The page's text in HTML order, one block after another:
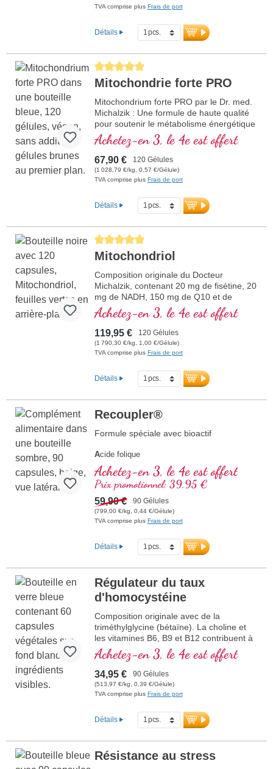
TVA comprise plus Frais de port
Détails
Average rating of 5 out of 5 stars
Mitochondrie forte PRO
Mitochondrium forte PRO par le Dr. med.
Michalzik : Une formule de haute qualité
pour soutenir le métabolisme énergétique
et la santé cellulaire. Elle comprend du
NADH, du Q10, du Resvératrol et de la
Thiamine, qui favorisent le métabolisme
énergétique, ainsi que de l'acide R-Alpha-
Lipoïque dans la précieuse forme de
aluminium et plus de 20 ans d'expérience
garantissent la plus haute qualité.
plus d'informations sur
Mitochondrium forte PRO
Achetez-en 3, le 4e est offert
67,90 € 120 Gélules
(1 028,79 €/kg, 0,57 €/Gélule)
TVA comprise plus Frais de port
Détails
Average rating of 5 out of 5 stars
Mitochondriol
Composition originale du Docteur
Michalzik, contenant 20 mg de fisétine, 20
mg de NADH, 150 mg de Q10 et de
nombreux autres agents mitochondriaux
importants. Avec le D-Pinitol qui augmente
la biodisponibilité. Enveloppe des gélules
vegan, sans PEG ni carraghénane, flacon
scellé sans aluminium, activateur
qualité ultrapure. 40 ans d'expertise en
nutriments vitaux et plus de 20 ans
Achetez-en 3, le 4e est offert
119,95 € 120 Gélules
(1 790,30 €/kg, 1,00 €/Gélule)
TVA comprise plus Frais de port
Détails
Recoupler®
Formule spéciale avec bioactif
Acide folique
Arginine
Lycopène
C urcuma
Curcumine
Acide ascorbique
Résvératrol
B(Vitamine B12)
Achetez-en 3, le 4e est offert
Prix promotionnel: 39,95 €
59,90 € 90 Gélules
(799,00 €/kg, 0,44 €/Gélule)
TVA comprise plus Frais de port
Détails
Régulateur du taux
d'homocystéine
Composition originale avec de la
triméthylglycine (bétaïne). La choline et
les vitamines B6, B9 et B12 contribuent à
normaliser le métabolismede
l'homocystéine. La proportion de bétaïne
doit être d'au moins 1,5 g, pour pouvoir
exercer un effet sur le tau
Achetez-en 3, le 4e est offert
34,95 € 90 Gélules
(513,97 €/kg, 0,39 €/Gélule)
TVA comprise plus Frais de port
Détails
Résistance au stress